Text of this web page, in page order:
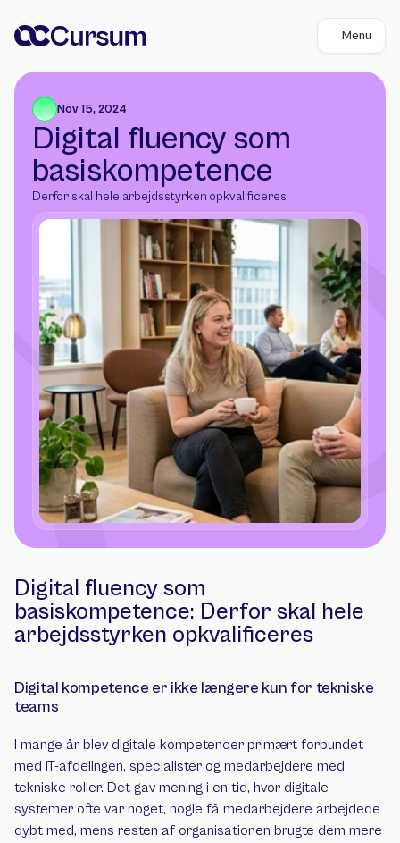
Nov 15, 2024
Digital fluency som
basiskompetence
Derfor skal hele arbejdsstyrken opkvalificeres
Digital fluency som
basiskompetence: Derfor skal hele
arbejdsstyrken opkvalificeres
Digital kompetence er ikke længere kun for tekniske
teams
I mange år blev digitale kompetencer primært forbundet
med IT-afdelingen, specialister og medarbejdere med
tekniske roller. Det gav mening i en tid, hvor digitale
systemer ofte var noget, nogle få medarbejdere arbejdede
dybt med, mens resten af organisationen brugte dem mere
Menu